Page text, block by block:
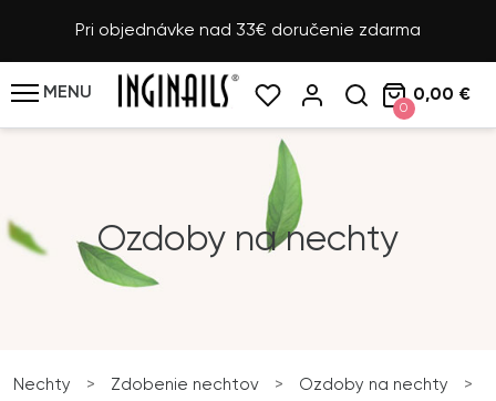
Pri objednávke nad 33€ doručenie zdarma
MENU
0
0,00 €
Ozdoby na nechty
Nechty > Zdobenie nechtov > Ozdoby na nechty
>